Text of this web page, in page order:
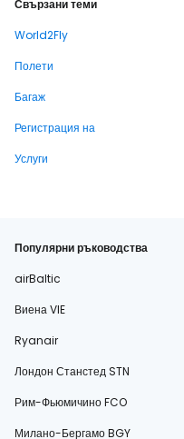
Свързани теми
World2Fly
Полети
Багаж
Регистрация на
Услуги
Популярни ръководства
airBaltic
Виена VIE
Ryanair
Лондон Станстед STN
Рим-Фьюмичино FCO
Милано-Бергамо BGY